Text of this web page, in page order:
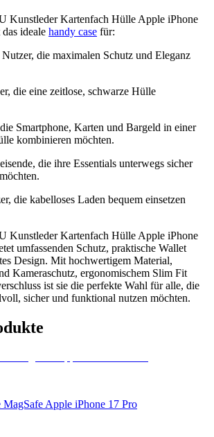
Kunstleder Kartenfach Hülle Apple iPhone
ideale handy case für:
die maximalen Schutz und Eleganz
die eine zeitlose, schwarze Hülle
Smartphone, Karten und Bargeld in einer
kombinieren möchten.
die ihre Essentials unterwegs sicher
die kabelloses Laden bequem einsetzen
Kunstleder Kartenfach Hülle Apple iPhone
umfassenden Schutz, praktische Wallet
Design. Mit hochwertigem Material,
Kameraschutz, ergonomischem Slim Fit
ist sie die perfekte Wahl für alle, die
sicher und funktional nutzen möchten.
Apple iPhone 17 Pro